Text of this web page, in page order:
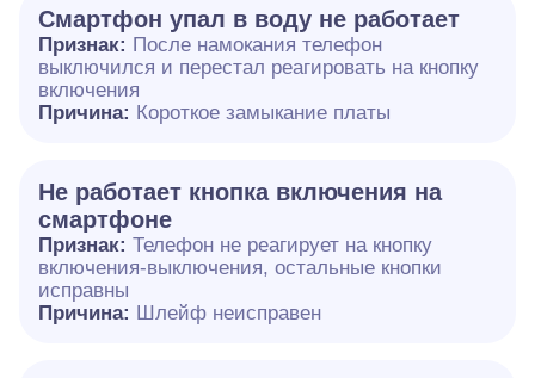
Смартфон упал в воду не работает
Признак: После намокания телефон
выключился и перестал реагировать на кнопку
включения
Причина: Короткое замыкание платы
Не работает кнопка включения на
смартфоне
Признак: Телефон не реагирует на кнопку
включения-выключения, остальные кнопки
исправны
Причина: Шлейф неисправен